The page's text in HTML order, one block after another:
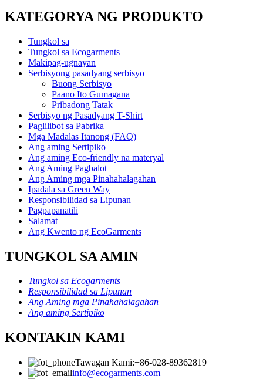
KATEGORYA NG PRODUKTO
Tungkol sa
Tungkol sa Ecogarments
Makipag-ugnayan
Serbisyong pasadyang serbisyo
Buong Serbisyo
Paano Ito Gumagana
Pribadong Tatak
Serbisyo ng Pasadyang T-Shirt
Paglilibot sa Pabrika
Mga Madalas Itanong (FAQ)
Ang aming Sertipiko
Ang aming Eco-friendly na materyal
Ang Aming Pagbalot
Ang Aming mga Pinahahalagahan
Ipadala sa Green Way
Responsibilidad sa Lipunan
Pagpapanatili
Salamat
Ang Kwento ng EcoGarments
TUNGKOL SA AMIN
Tungkol sa Ecogarments
Responsibilidad sa Lipunan
Ang Aming mga Pinahahalagahan
Ang aming Sertipiko
KONTAKIN KAMI
Tawagan Kami:+86-028-89362819
info@ecogarments.com